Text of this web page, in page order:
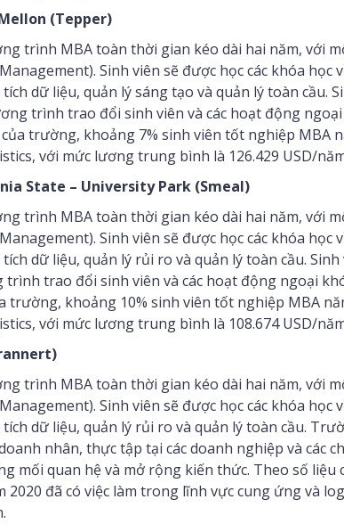
(Tepper)
trình MBA toàn thời gian kéo dài hai năm, với
Sinh viên sẽ được học các khóa học
dữ liệu, quản lý sáng tạo và quản lý toàn cầu.
trình trao đổi sinh viên và các hoạt động
trường, khoảng 7% sinh viên tốt nghiệp MBA
với mức lương trung bình là 126.429 USD/
State – University Park (Smeal)
trình MBA toàn thời gian kéo dài hai năm, với
Sinh viên sẽ được học các khóa học
dữ liệu, quản lý rủi ro và quản lý toàn cầu.
trình trao đổi sinh viên và các hoạt động ngoại
trường, khoảng 10% sinh viên tốt nghiệp MBA
với mức lương trung bình là 108.674 USD/
trình MBA toàn thời gian kéo dài hai năm, với
Sinh viên sẽ được học các khóa học
dữ liệu, quản lý rủi ro và quản lý toàn cầu.
nhân, thực tập tại các doanh nghiệp và các
mối quan hệ và mở rộng kiến thức. Theo số liệu
2020 đã có việc làm trong lĩnh vực cung ứng và